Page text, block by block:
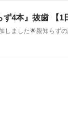
ず4本』抜歯